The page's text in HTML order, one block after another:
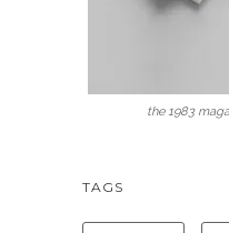
the 1983
TAGS